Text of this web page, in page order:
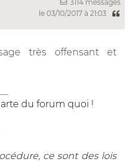
3114 messages
le 03/10/2017 à 21:03
très offensant et
du forum quoi !
ce sont des lois